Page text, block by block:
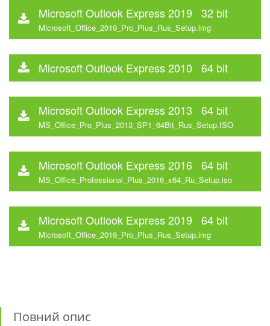
Microsoft Outlook Express 2019 32 bit
Microsoft_Office_2019_Pro_Plus_Rus_Setup.img
Microsoft Outlook Express 2010 64 bit
Microsoft Outlook Express 2013 64 bit
MS_Office_Pro_Plus_2013_SP1_64Bit_Rus_Setup.ISO
Microsoft Outlook Express 2016 64 bit
MS_Office_Professional_Plus_2016_x64_Ru_Setup.iso
Microsoft Outlook Express 2019 64 bit
Microsoft_Office_2019_Pro_Plus_Rus_Setup.img
Повний опис